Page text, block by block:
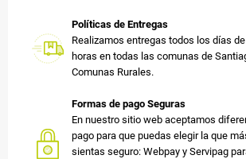
Políticas de Entregas
Realizamos entregas todos los días
horas en todas las comunas de
Comunas Rurales.
Formas de pago Seguras
En nuestro sitio web aceptamos
pago para que puedas elegir la que
sientas seguro: Webpay y Servipag